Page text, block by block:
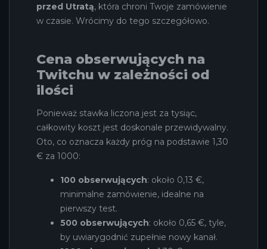
przed Utratą, która chroni Twoje zamówienie
w czasie. Wrócimy do tego szczegółowo.
Cena obserwujących na
Twitchu w zależności od
ilości
Ponieważ stawka liczona jest za tysiąc,
całkowity koszt jest doskonale przewidywalny.
Oto, co oznacza każdy próg na podstawie 1,30
€ za 1000:
100 obserwujących: około 0,13 €,
minimalne zamówienie, idealne na
pierwszy test.
500 obserwujących: około 0,65 €, tyle,
by uwiarygodnić zupełnie nowy kanał.